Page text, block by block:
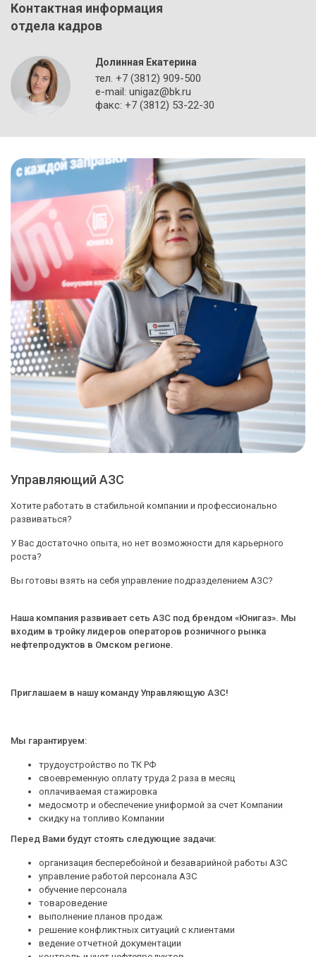
Контактная информация
отдела кадров
Долинная Екатерина
тел. +7 (3812) 909-500
e-mail: unigaz@bk.ru
факс: +7 (3812) 53-22-30
Управляющий АЗС
Хотите работать в стабильной компании и профессионально
развиваться?
У Вас достаточно опыта, но нет возможности для карьерного
роста?
Вы готовы взять на себя управление подразделением АЗС?
Наша компания развивает сеть АЗС под брендом «Юнигаз». Мы
входим в тройку лидеров операторов розничного рынка
нефтепродуктов в Омском регионе.
Приглашаем в нашу команду Управляющую АЗС!
Мы гарантируем:
трудоустройство по ТК РФ
своевременную оплату труда 2 раза в месяц
оплачиваемая стажировка
медосмотр и обеспечение униформой за счет Компании
скидку на топливо Компании
Перед Вами будут стоять следующие задачи:
организация бесперебойной и безаварийной работы АЗС
управление работой персонала АЗС
обучение персонала
товароведение
выполнение планов продаж
решение конфликтных ситуаций с клиентами
ведение отчетной документации